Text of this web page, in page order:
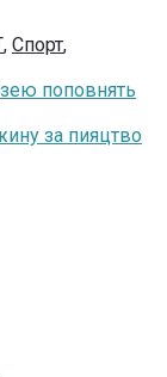
, Спорт,
поповнять
за пияцтво